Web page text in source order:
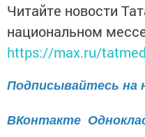
Читайте новости
национальном
https://max.ru/
Подписывайтесь на
ВКонтакте